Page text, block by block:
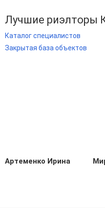
Лучшие риэлторы
Каталог специалистов
Закрытая база объектов
Артеменко Ирина